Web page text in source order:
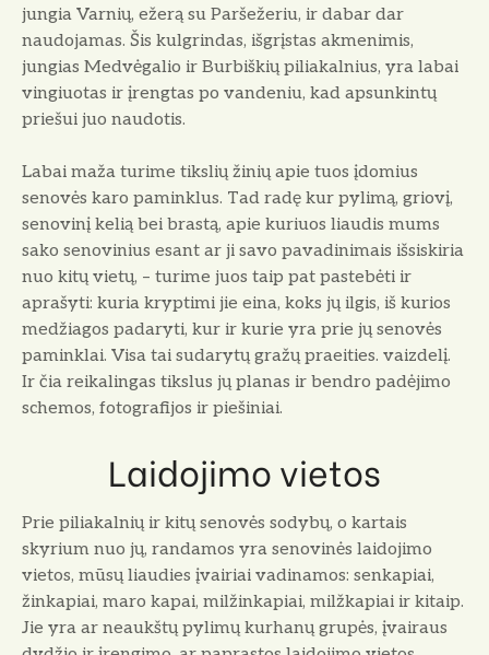
jungia Varnių, ežerą su Paršežeriu, ir dabar dar
naudojamas. Šis kulgrindas, išgrįstas akmenimis,
jungias Medvėgalio ir Burbiškių piliakalnius, yra labai
vingiuotas ir įrengtas po vandeniu, kad apsunkintų
priešui juo naudotis.
Labai maža turime tikslių žinių apie tuos įdomius
senovės karo paminklus. Tad radę kur pylimą, griovį,
senovinį kelią bei brastą, apie kuriuos liaudis mums
sako senovinius esant ar ji savo pavadinimais išsiskiria
nuo kitų vietų, – turime juos taip pat pastebėti ir
aprašyti: kuria kryptimi jie eina, koks jų ilgis, iš kurios
medžiagos padaryti, kur ir kurie yra prie jų senovės
paminklai. Visa tai sudarytų gražų praeities. vaizdelį.
Ir čia reikalingas tikslus jų planas ir bendro padėjimo
schemos, fotografijos ir piešiniai.
Laidojimo vietos
Prie piliakalnių ir kitų senovės sodybų, o kartais
skyrium nuo jų, randamos yra senovinės laidojimo
vietos, mūsų liaudies įvairiai vadinamos: senkapiai,
žinkapiai, maro kapai, milžinkapiai, milžkapiai ir kitaip.
Jie yra ar neaukštų pylimų kurhanų grupės, įvairaus